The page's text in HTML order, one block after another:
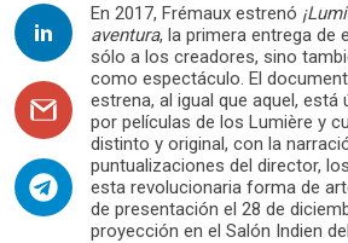
En 2017, Frémaux estrenó
aventura, la primera entrega de
sólo a los creadores, sino
como espectáculo. El
estrena, al igual que aquel, está
por películas de los Lumière y
distinto y original, con la
puntualizaciones del director,
esta revolucionaria forma de
de presentación el 28 de
proyección en el Salón Indien